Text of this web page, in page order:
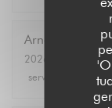
Arnaud
2026-08-01
-
service